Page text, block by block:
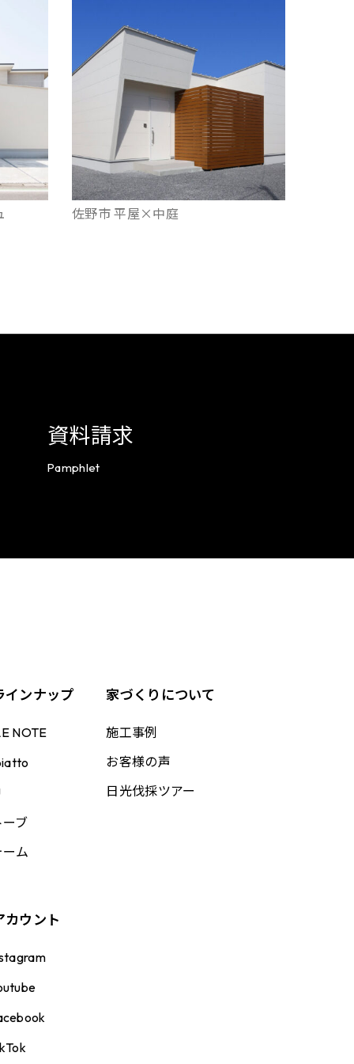
佐野市 平屋×中庭
資料請求
Pamphlet
インナップ
NOTE
ブ
ム
家づくりについて
施工事例
お客様の声
日光伐採ツアー
カウント